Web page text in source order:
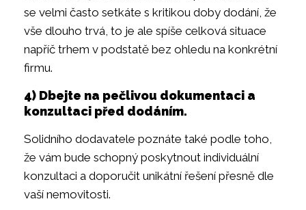
se velmi často setkáte s kritikou doby dodání, že
vše dlouho trvá, to je ale spíše celková situace
napříč trhem v podstatě bez ohledu na konkrétní
firmu.
4) Dbejte na pečlivou dokumentaci a
konzultaci před dodáním.
Solidního dodavatele poznáte také podle toho,
že vám bude schopný poskytnout individuální
konzultaci a doporučit unikátní řešení přesně dle
vaší nemovitosti.